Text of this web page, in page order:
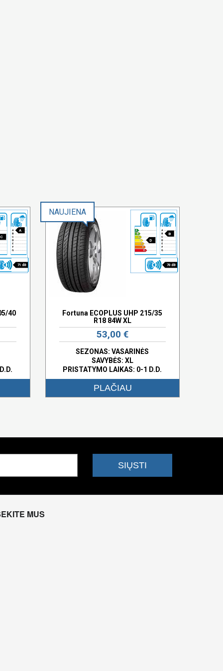
C
A
71 dB
40
D
B
70 dB
NAUJIENA
Fortuna ECOPLUS UHP 215/35
R18 84W XL
53,00 €
SEZONAS: VASARINĖS
SAVYBĖS: XL
PRISTATYMO LAIKAS: 0-1 D.D.
PLAČIAU
MUS